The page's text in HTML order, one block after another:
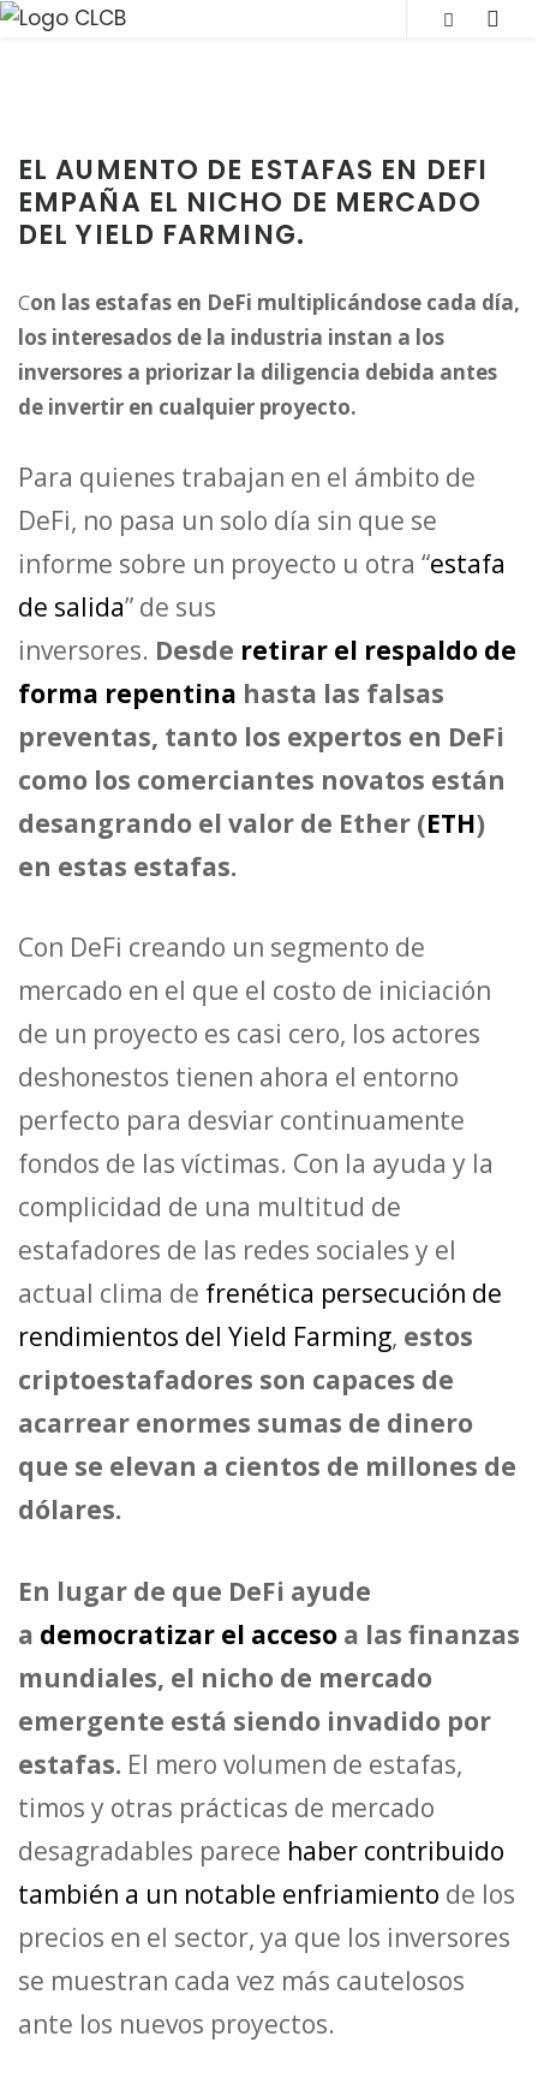
S
EL AUMENTO DE ESTAFAS EN DEFI
EMPAÑA EL NICHO DE MERCADO
DEL YIELD FARMING.
Con las estafas en DeFi multiplicándose cada día,
los interesados de la industria instan a los
inversores a priorizar la diligencia debida antes
de invertir en cualquier proyecto.
Para quienes trabajan en el ámbito de
DeFi, no pasa un solo día sin que se
informe sobre un proyecto u otra “estafa
de salida” de sus
inversores. Desde retirar el respaldo de
forma repentina hasta las falsas
preventas, tanto los expertos en DeFi
como los comerciantes novatos están
desangrando el valor de Ether (ETH)
en estas estafas.
Con DeFi creando un segmento de
mercado en el que el costo de iniciación
de un proyecto es casi cero, los actores
deshonestos tienen ahora el entorno
perfecto para desviar continuamente
fondos de las víctimas. Con la ayuda y la
complicidad de una multitud de
estafadores de las redes sociales y el
actual clima de frenética persecución de
rendimientos del Yield Farming, estos
criptoestafadores son capaces de
acarrear enormes sumas de dinero
que se elevan a cientos de millones de
dólares.
En lugar de que DeFi ayude
a democratizar el acceso a las finanzas
mundiales, el nicho de mercado
emergente está siendo invadido por
estafas. El mero volumen de estafas,
timos y otras prácticas de mercado
desagradables parece haber contribuido
también a un notable enfriamiento de los
precios en el sector, ya que los inversores
se muestran cada vez más cautelosos
ante los nuevos proyectos.